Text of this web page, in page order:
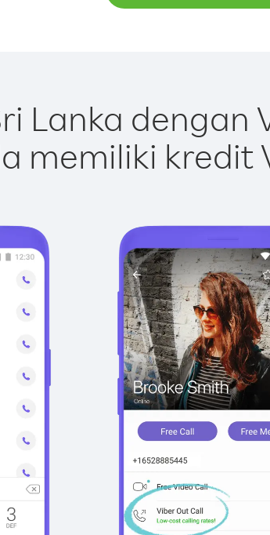
Lanka
memiliki kredit